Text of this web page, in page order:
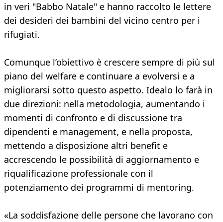
in veri "Babbo Natale" e hanno raccolto le lettere
dei desideri dei bambini del vicino centro per i
rifugiati.
Comunque l’obiettivo è crescere sempre di più sul
piano del welfare e continuare a evolversi e a
migliorarsi sotto questo aspetto. Idealo lo farà in
due direzioni: nella metodologia, aumentando i
momenti di confronto e di discussione tra
dipendenti e management, e nella proposta,
mettendo a disposizione altri benefit e
accrescendo le possibilità di aggiornamento e
riqualificazione professionale con il
potenziamento dei programmi di mentoring.
«La soddisfazione delle persone che lavorano con